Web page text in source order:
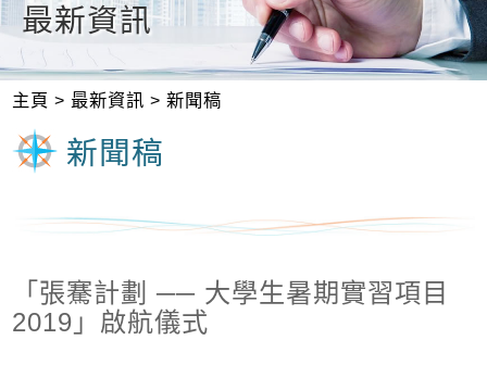
最新資訊
主頁 > 最新資訊 >新聞稿
新聞稿
「張騫計劃 ── 大學生暑期實習項目
2019」啟航儀式